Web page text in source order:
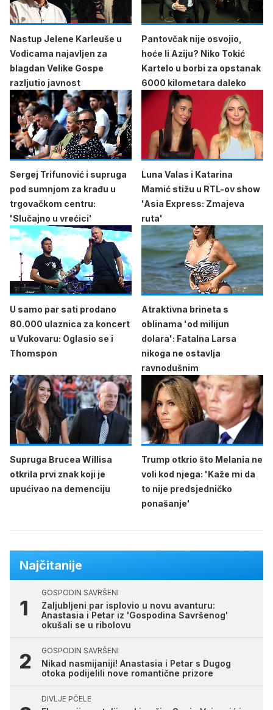
Nastup Jelene Karleuše u
Vodicama najavljen za
blagdan Velike Gospe
razljutio javnost
Pantovčak nije osvojio,
hoće li Aziju? Niko Tokić
Kartelo u borbi za opstanak
6000 kilometara daleko
Sergej Trifunović i supruga
pod sumnjom za krađu u
trgovačkom centru:
'Slučajno u vrećici'
Luna Valas i Katarina
Mamić stižu u RTL-ov show
'Asia Express: Zmajeva
ruta'
U samo par sati prodano
80.000 ulaznica za koncert
u Vukovaru: Oglasio se i
Thomspon
Atraktivna brineta s
oblinama 'od milijun
dolara': Fatalna Larsa
nikoga ne ostavlja
ravnodušnim
Supruga Brucea Willisa
otkrila prvi znak koji je
upućivao na demenciju
Trump otkrio što Melania ne
voli kod njega: 'Kaže mi da
to nije predsjedničko
ponašanje'
Najčitanije
GOSPODIN SAVRŠENI
Zaljubljeni par isplovio u novu avanturu:
Anastasia i Petar iz 'Gospodina Savršenog'
okušali se u ribolovu
GOSPODIN SAVRŠENI
Nikad nasmijaniji! Anastasia i Petar s Dugog
otoka podijelili nove romantične prizore
DIVLJE PČELE